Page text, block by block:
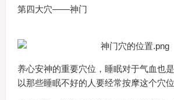
第四大穴——神门
养心安神的重要穴位，睡眠对于气血也
以那些睡眠不好的人要经常按摩这个穴位